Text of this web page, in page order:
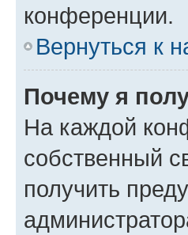
конференции.
Вернуться к
Почему я
На каждой
собственный
получить